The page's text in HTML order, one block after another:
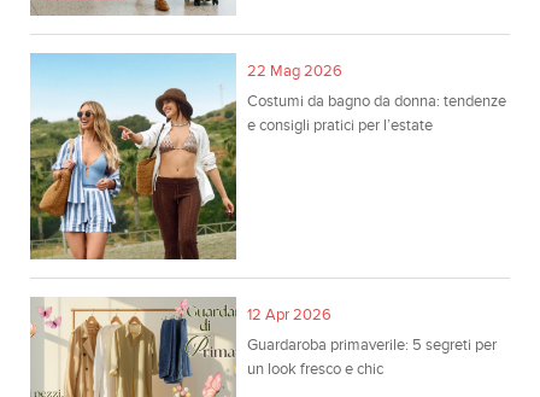
22 Mag 2026
Costumi da bagno da donna: tendenze
e consigli pratici per l’estate
12 Apr 2026
Guardaroba primaverile: 5 segreti per
un look fresco e chic